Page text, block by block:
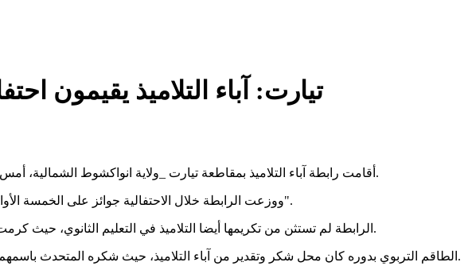
تيارت: آباء التلاميذ يقيمون
أقامت رابطة آباء التلاميذ بمقاطعة تيارت _ولاية انواكشوط الشمالية، أمس احتفالية على شرف المتميزين من تلامذة المقاطعة.
ووزعت الرابطة خلال الاحتفالية جوائز على الخمسة الأوائل من امتحان دخول السنة الأولى الإعدادية "كونكور".
الرابطة لم تستثن من تكريمها أيضا التلاميذ في التعليم الثانوي، حيث كرمت الخمسة الأوائل في مسابقة ختم الدروس الإعدادية.
الطاقم التربوي بدوره كان محل شكر وتقدير من آباء التلاميذ، حيث شكره المتحدث باسمهم، كما قدمت لعدد من أفراد هذا الطاقم إفادات تقدير.